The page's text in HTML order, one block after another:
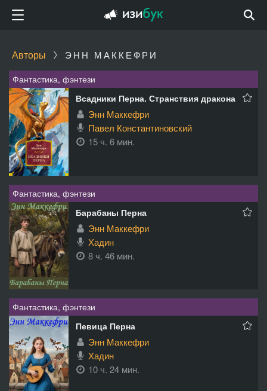
Авторы ЭНН МАККЕФРИ
Фантастика, фэнтези
Всадники Перна. Странствия дракона
Энн Маккефри
Павел Константиновский
15 ч. 6 мин.
Фантастика, фэнтези
Барабаны Перна
Энн Маккефри
Хадин
8 ч. 46 мин.
Фантастика, фэнтези
Певица Перна
Энн Маккефри
Хадин
10 ч. 24 мин.